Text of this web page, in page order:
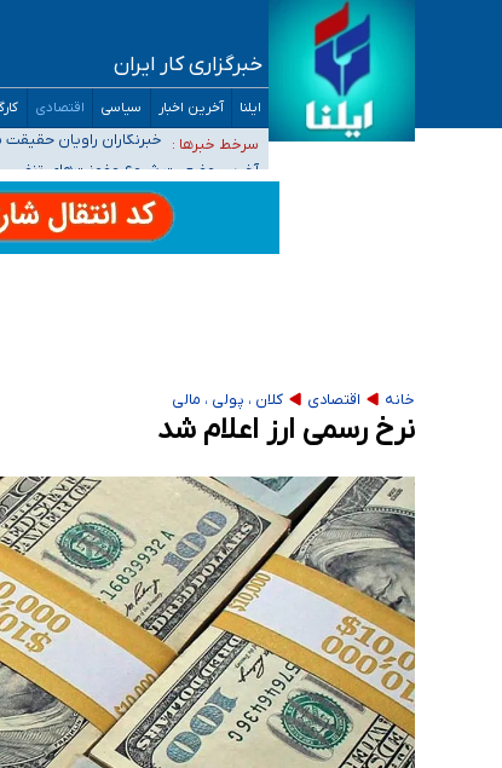
خبرگزاری کار ایران
ایلنا آخرین اخبار سیاسی اقتصادی
سرخط خبرها :
تعویق آزمون ورودی دکترای تخصصی
خبرنگاران راویان
آخرین وضعیت شیوع
هیچ پرستاری بازداشت یا اخراج نشده
ثبت‌نام بخش عمده دانش‌آموزان مدارس
خانه اقتصادی کلان ، پولی ، مالی
نرخ رسمی ارز اعلام شد